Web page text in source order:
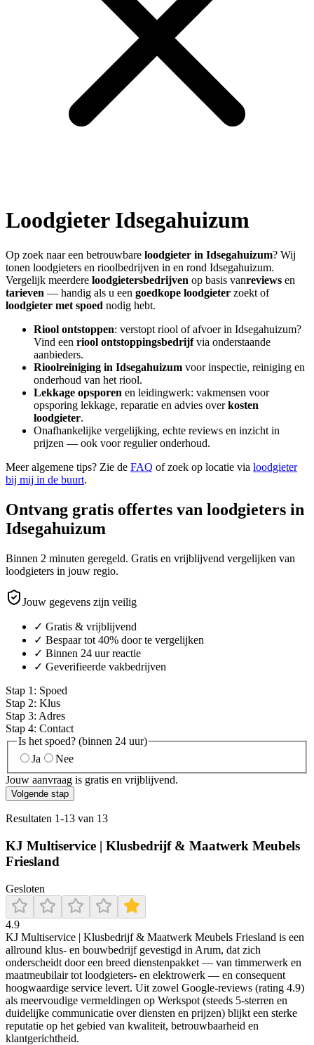
Loodgieter Idsegahuizum
Op zoek naar een betrouwbare loodgieter in Idsegahuizum? Wij
tonen loodgieters en rioolbedrijven in en rond Idsegahuizum.
Vergelijk meerdere loodgietersbedrijven op basis vanreviews en
tarieven — handig als u een goedkope loodgieter zoekt of
loodgieter met spoed nodig hebt.
Riool ontstoppen: verstopt riool of afvoer in Idsegahuizum?
Vind een riool ontstoppingsbedrijfvia onderstaande
aanbieders.
Rioolreiniging in Idsegahuizum voor inspectie, reiniging en
onderhoud van het riool.
Lekkage opsporen en leidingwerk: vakmensen voor
opsporing lekkage, reparatie en advies overkosten
loodgieter.
Onafhankelijke vergelijking, echte reviews en inzicht in
prijzen — ook voor regulier onderhoud.
Meer algemene tips? Zie de FAQ of zoek op locatie via loodgieter
bij mij in de buurt.
Ontvang gratis offertes van loodgieters in
Idsegahuizum
Binnen 2 minuten geregeld. Gratis en vrijblijvend vergelijken van
loodgieters in jouw regio.
Jouw gegevens zijn veilig
✓ Gratis & vrijblijvend
✓ Bespaar tot 40% door te vergelijken
✓ Binnen 24 uur reactie
✓ Geverifieerde vakbedrijven
Stap 1 : Spoed
Stap 2: Klus
Stap 3: Adres
Stap 4: Contact
Is het spoed? (binnen 24 uur)
Ja
Nee
Jouw aanvraag is gratis en vrijblijvend.
Volgende stap
Resultaten 1-13 van 13
KJ Multiservice | Klusbedrijf & Maatwerk Meubels
Friesland
Gesloten
4.9
KJ Multiservice | Klusbedrijf & Maatwerk Meubels Friesland is een
allround klus- en bouwbedrijf gevestigd in Arum, dat zich
onderscheidt door een breed dienstenpakket — van timmerwerk en
maatmeubilair tot loodgieters- en elektrowerk — en consequent
hoogwaardige service levert. Uit zowel Google‑reviews (rating 4.9)
als meervoudige vermeldingen op Werkspot (steeds 5‑sterren en
duidelijke communicatie over diensten en prijzen) blijkt een sterke
reputatie op het gebied van kwaliteit, betrouwbaarheid en
klantgerichtheid.